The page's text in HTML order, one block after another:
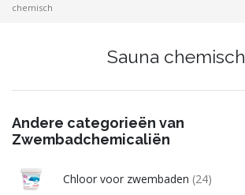
chemisch
Sauna chemisch
Andere categorieën van
Zwembadchemicaliën
Chloor voor zwembaden (24)